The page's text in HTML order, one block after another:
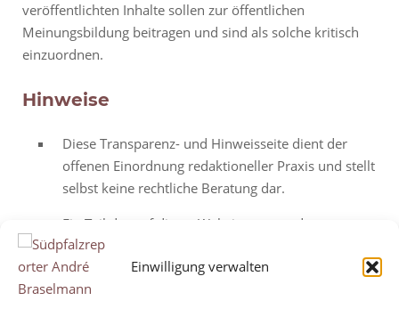
Einwilligung verwalten
veröffentlichten Inhalte sollen zur öffentlichen
Meinungsbildung beitragen und sind als solche kritisch
einzuordnen.
Hinweise
Diese Transparenz- und Hinweisseite dient der
offenen Einordnung redaktioneller Praxis und stellt
selbst keine rechtliche Beratung dar.
Ein Teil der auf dieser Website verwendeten
Abbildungen sind KI-generierte Illustrationen. Die
Erstellung erfolgt mithilfe von ChatGPT. Die Bilder
dienen ausschließlich der visuellen Illustration und